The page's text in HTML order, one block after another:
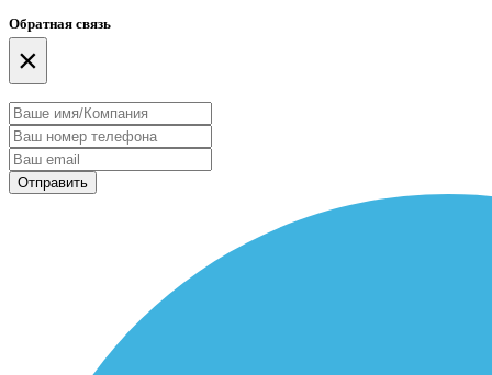
Обратная связь
×
Отправить